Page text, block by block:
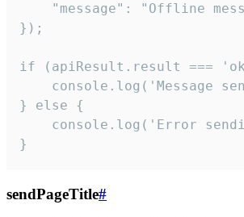
"message": "Offline
});
if (apiResult.result ===
console.log('Message
} else {
console.log('Error
}
sendPageTitle#